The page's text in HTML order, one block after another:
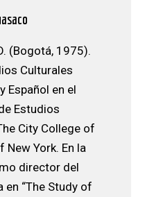
Culturales
Español en el
Estudios
City College of
New York. En la
director del
“The Study of